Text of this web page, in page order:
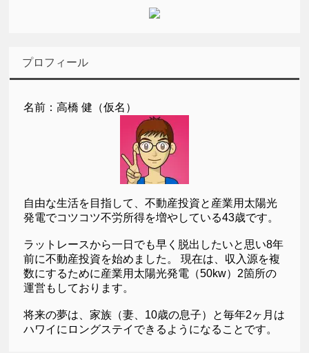
プロフィール
名前：高橋 健（仮名）
自由な生活を目指して、不動産投資と産業用太陽光
発電でコツコツ不労所得を増やしている43歳です。
ラットレースから一日でも早く脱出したいと思い8年
前に不動産投資を始めました。 現在は、収入源を複
数にするために産業用太陽光発電（50kw）2箇所の
運営もしております。
将来の夢は、家族（妻、10歳の息子）と毎年2ヶ月は
ハワイにロングステイできるようになることです。